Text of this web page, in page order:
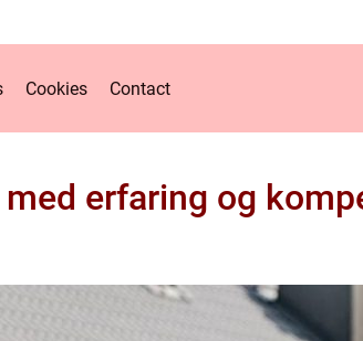
Cookies Contact
erfaring og